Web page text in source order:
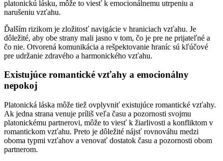
platonickú lásku, môže to viesť k emocionálnemu utrpeniu a
narušeniu vzťahu.
Ďalším rizikom je zložitosť navigácie v hraniciach vzťahu. Je
dôležité, aby obe strany mali jasno v tom, čo je pre ne prijateľné a
čo nie. Otvorená komunikácia a rešpektovanie hraníc sú kľúčové
pre udržanie zdravého a harmonického vzťahu.
Existujúce romantické vzťahy a emocionálny
nepokoj
Platonická láska môže tiež ovplyvniť existujúce romantické vzťahy.
Ak jedna strana venuje príliš veľa času a pozornosti svojmu
platonickému partnerovi, môže to viesť k žiarlivosti a konfliktom v
romantickom vzťahu. Preto je dôležité nájsť rovnováhu medzi
oboma typmi vzťahov a venovať dostatok času a pozornosti obom
partnerom.